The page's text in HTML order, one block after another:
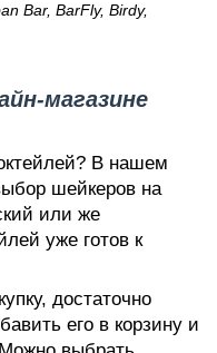
Bar, BarFly, Birdy,
магазине
В нашем
шейкеров на
или же
уже готов к
достаточно
его в корзину и